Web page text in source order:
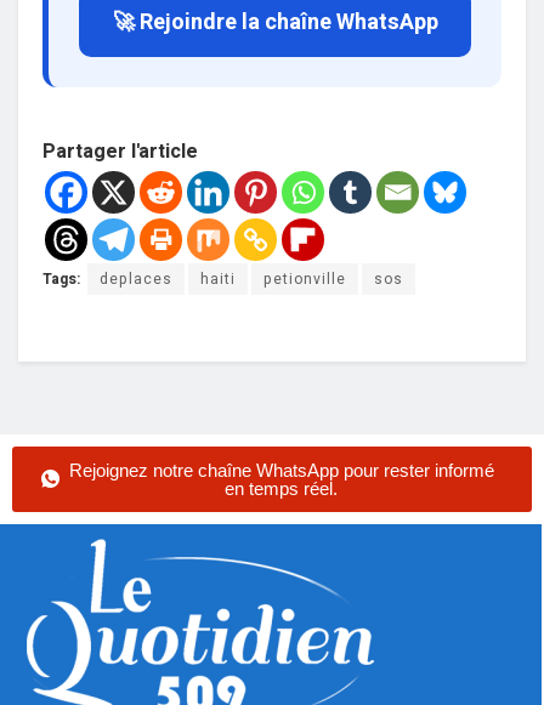
🚀 Rejoindre la chaîne WhatsApp
Partager l'article
Tags: deplaces haiti petionville sos
Rejoignez notre chaîne WhatsApp pour rester informé
en temps réel.